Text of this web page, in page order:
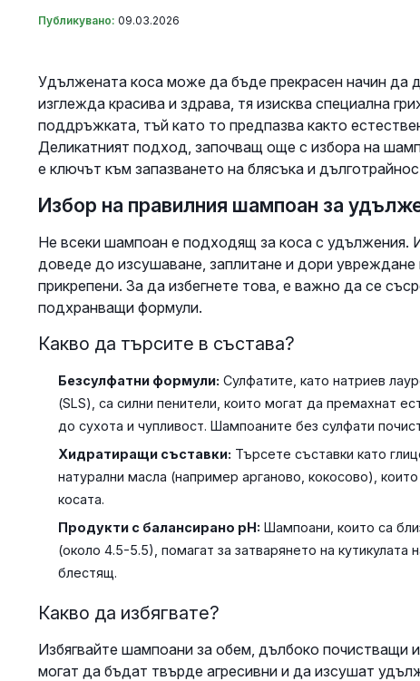
Публикувано: 09.03.2026
Удължената коса може да бъде прекрасен начин да
изглежда красива и здрава, тя изисква специална
поддръжката, тъй като то предпазва както
Деликатният подход, започващ още с избора на
е ключът към запазването на блясъка и
Избор на правилния шампоан за
Не всеки шампоан е подходящ за коса с удължения.
доведе до изсушаване, заплитане и дори
прикрепени. За да избегнете това, е важно да се
подхранващи формули.
Какво да търсите в състава?
Безсулфатни формули: Сулфатите, като натриев
(SLS), са силни пенители, които могат да премахнат
до сухота и чупливост. Шампоаните без сулфати
Хидратиращи съставки: Търсете съставки като
натурални масла (например арганово, кокосово),
косата.
Продукти с балансирано pH: Шампоани, които са
(около 4.5-5.5), помагат за затварянето на кутикулата
блестящ.
Какво да избягвате?
Избягвайте шампоани за обем, дълбоко почистващи
могат да бъдат твърде агресивни и да изсушат